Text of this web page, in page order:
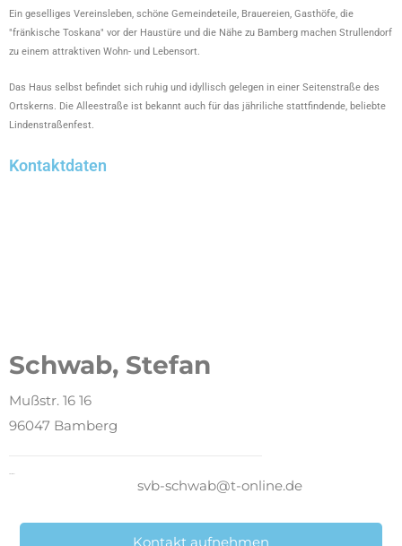
Ein geselliges Vereinsleben, schöne Gemeindeteile, Brauereien, Gasthöfe, die
"fränkische Toskana" vor der Haustüre und die Nähe zu Bamberg machen Strullendorf
zu einem attraktiven Wohn- und Lebensort.
Das Haus selbst befindet sich ruhig und idyllisch gelegen in einer Seitenstraße des
Ortskerns. Die Alleestraße ist bekannt auch für das jähriliche stattfindende, beliebte
Lindenstraßenfest.
Kontaktdaten
Schwab, Stefan
Mußstr. 16 16
96047 Bamberg
svb-schwab@t-online.de
Kontakt aufnehmen